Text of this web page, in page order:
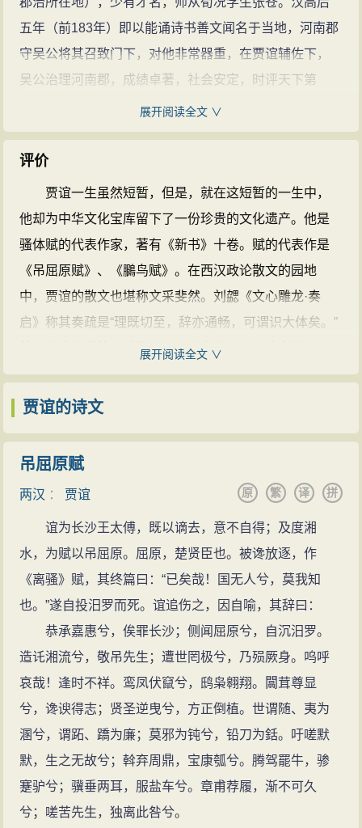
主义思想为基础，贾谊认为施仁义、行仁政，其主要内
容就是爱民，“故夫民者，弗爱则弗附”，只有与民以福，
与民以财，才能得到人民的拥护。以爱民为主要内容的
在研究历史的同时，贾谊对汉朝的社会现实也进行
暴乱已时或出现；诸侯王僭上越等、割据反叛，已构成
了对中央政权的严重威胁；整个社会以侈靡相竞、以出
伦逾等相骄，社会风气每况愈下。因此，在贾谊看来，
面对这样一种上无制度，弃礼义，捐廉丑的社会现实，
不能遵奉黄老之术，必须改正朔，易服色，定官名，兴
礼乐，因此，叔孙通等人倡导的制礼仪、明尊卑、以礼
治国的主张，也成了贾谊政治思想的重要内容。通过仁
与礼，贾谊为汉朝提出了一个仁以爱民、礼以尊君的忠
君爱民的儒家式的政治统治模式。
法家
与陆贾、叔孙通等人一样，贾谊也非一个醇儒，尤
其是为了解决汉朝中央政权与诸侯王之间的矛盾，法家
贾谊认为：施仁义主要是对民而言的，对于当时拥有强
大势力并随时可以反叛中央的诸侯王，单靠仁义恩成是
不够的，还必须依靠权势法制，“仁义恩厚，此人主之芒
刃也；权势法制，此人主之斤斧也。势已定、权已足
矣，乃以仁义恩厚因而泽之，故德布而天下有慕志。今
诸侯王皆众髋髀也，释斤斧之制，而欲婴以芒刃，臣以
为刃不折则缺耳。”
道家
贾谊在《道德说》中借助于汉初非常流行的《老
子》的学说，试图为儒家的道德论寻找一个宇宙观的基
础，表现了汉儒自陆贾以来自觉地吸收其他各家的思想
以充实儒家思想体系的新动向。
五年（前183年）即以能诵诗书善文闻名于当地，河南郡
守吴公将其召致门下，对他非常器重，在贾谊辅佐下，
吴公治理河南郡，成绩卓著，社会安定，时评天下第
汉文帝登基，听闻河南郡治理有方，擢升河南郡守
为廷尉，吴公因势举荐贾谊。汉文帝征召贾谊，委以博
士之职，当时贾谊21岁，在所聘博士中年纪最轻。出任
博士期间，每逢皇帝出题让讨论时，贾谊每每有精辟见
解，应答如流，获得同侪的一致赞许，汉文帝非常欣
赏，破格提拔，一年之内便升任为太中大夫。
针砭时弊
贾谊初任太中大夫，就开始为汉文帝出策。汉文帝
元年，贾谊提议进行礼制改革，上《论定制度兴礼乐
疏》，以儒学与五行学说设计了一整套汉代礼仪制度，
秦制。由于当时文帝刚即位，认为条件还不成熟，因此
没有采纳贾谊的建议。
文帝二年（前178年），针对当时“背本趋末”（弃农
经商）、“淫侈之风，日日以长”的现象，贾谊上《论积贮
疏》，提出重农抑商的经济政策，主张发展农业生产，
加强粮食贮备，预防饥荒。汉文帝采纳了他的建议，下
令鼓励农业生产。政治上，贾谊提出遣送列侯离开京城
到自己封地的措施。
鉴于贾谊的突出才能和优异表现，文帝想提拔贾谊
担任公卿之职。绛侯周勃、灌婴、东阳侯、冯敬等人都
嫉妒贾谊，进言诽谤贾谊“年少初学，专欲擅权，纷乱诸
事”。汉文帝亦逐渐疏远贾谊，不再采纳他的意见。
谪居长沙
文帝四年（前176年），贾谊被外放为长沙王太傅。
长沙地处南方，离京师长安有数千里之遥。贾谊因贬离
京，长途跋涉，途经湘江时，写下《吊屈原赋》凭吊屈
展开阅读全文 ∨
评价
贾谊一生虽然短暂，但是，就在这短暂的一生中，
他却为中华文化宝库留下了一份珍贵的文化遗产。他是
骚体赋的代表作家，著有《新书》十卷。赋的代表作是
《吊屈原赋》、《鵩鸟赋》。在西汉政论散文的园地
中，贾谊的散文也堪称文采斐然。刘勰《文心雕龙·奏
启》称其奏疏是“理既切至，辞亦通畅，可谓识大体矣。”
其最为人称道的政论作品是《过秦论》、《治安策》和
《论积贮疏》。其文说理透辟，逻辑严密，气势汹涌，
词句铿锵有力，对后代散文影响很大。鲁迅曾说，他与
展开阅读全文 ∨
贾谊的诗文
吊屈原赋
两汉 ： 贾谊 拼
译
繁
原
谊为长沙王太傅，既以谪去，意不自得；及度湘
水，为赋以吊屈原。屈原，楚贤臣也。被谗放逐，作
《离骚》赋，其终篇曰：“已矣哉！国无人兮，莫我知
也。”遂自投汨罗而死。谊追伤之，因自喻，其辞曰：
恭承嘉惠兮，俟罪长沙；侧闻屈原兮，自沉汨罗。
造讬湘流兮，敬吊先生；遭世罔极兮，乃殒厥身。呜呼
哀哉！逢时不祥。鸾凤伏竄兮，鸱枭翱翔。闒茸尊显
兮，谗谀得志；贤圣逆曳兮，方正倒植。世谓随、夷为
溷兮，谓跖、蹻为廉；莫邪为钝兮，铅刀为銛。吁嗟默
默，生之无故兮；斡弃周鼎，宝康瓠兮。腾驾罷牛，骖
蹇驴兮；骥垂两耳，服盐车兮。章甫荐履，渐不可久
兮；嗟苦先生，独离此咎兮。